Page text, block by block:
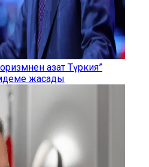
азат Түркия”
жасады